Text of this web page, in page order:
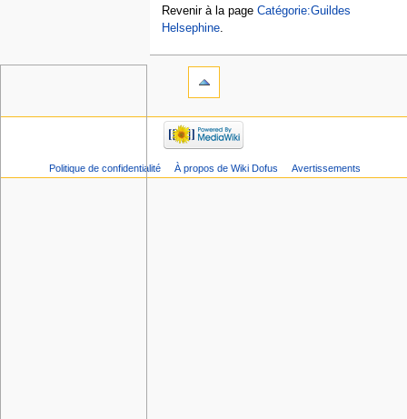
Revenir à la page Catégorie:Guildes
Helsephine.
Politique de confidentialité À propos de Wiki Dofus Avertissements